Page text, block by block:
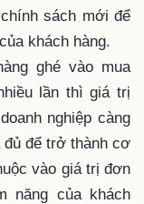
sách mới để
khách hàng.
ghé vào mua
lần thì giá trị
nghiệp càng
để trở thành cơ
vào giá trị đơn
năng của khách